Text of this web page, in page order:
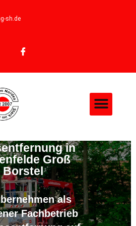
sh.de
in
Groß
Borstel
als
Fachbetrieb